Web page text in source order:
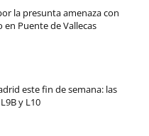
la presunta amenaza con
Puente de Vallecas
este fin de semana: las
y L10